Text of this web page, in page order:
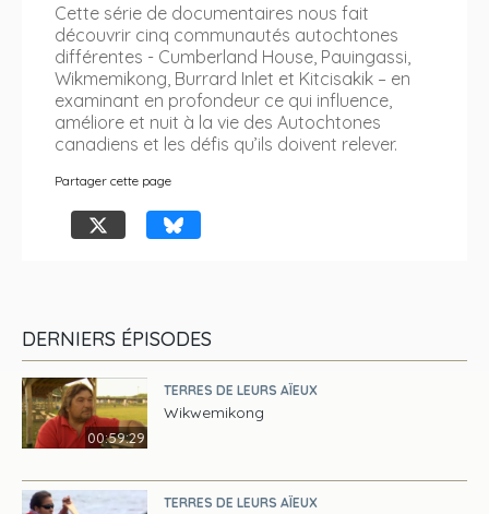
Cette série de documentaires nous fait
découvrir cinq communautés autochtones
différentes - Cumberland House, Pauingassi,
Wikmemikong, Burrard Inlet et Kitcisakik – en
examinant en profondeur ce qui influence,
améliore et nuit à la vie des Autochtones
canadiens et les défis qu’ils doivent relever.
Partager cette page
DERNIERS ÉPISODES
00:59:29
TERRES DE LEURS AÏEUX
Wikwemikong
TERRES DE LEURS AÏEUX